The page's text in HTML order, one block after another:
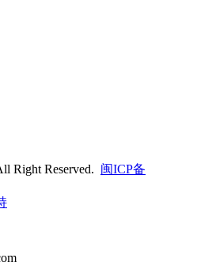
Right Reserved. 闽ICP备